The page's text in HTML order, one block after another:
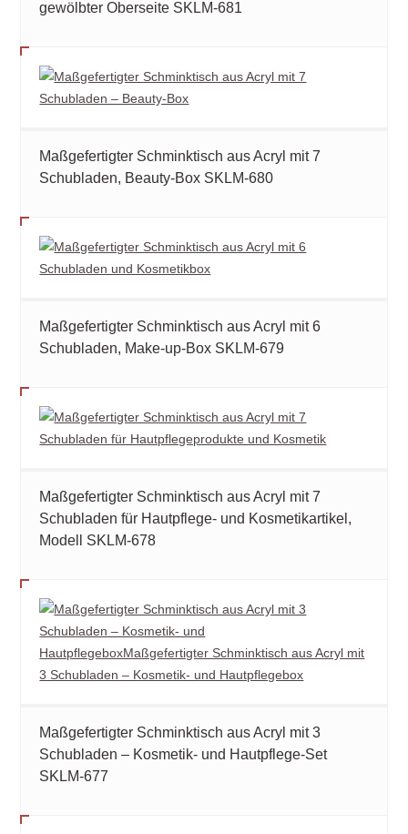
gewölbter Oberseite SKLM-681
Maßgefertigter Schminktisch aus Acryl mit 7
Schubladen, Beauty-Box SKLM-680
Maßgefertigter Schminktisch aus Acryl mit 6
Schubladen, Make-up-Box SKLM-679
Maßgefertigter Schminktisch aus Acryl mit 7
Schubladen für Hautpflege- und Kosmetikartikel,
Modell SKLM-678
Maßgefertigter Schminktisch aus Acryl mit 3
Schubladen – Kosmetik- und Hautpflege-Set
SKLM-677